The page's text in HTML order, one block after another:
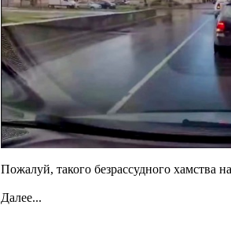
Пожалуй, такого безрассудного хамства
Далее...